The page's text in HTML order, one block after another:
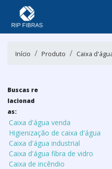
Início Produto Caixa
Buscas re
lacionad
as:
Caixa d'água venda
Higienização de caixa d'água
Caixa d'água industrial
Caixa d'água fibra de vidro
Caixa de incêndio